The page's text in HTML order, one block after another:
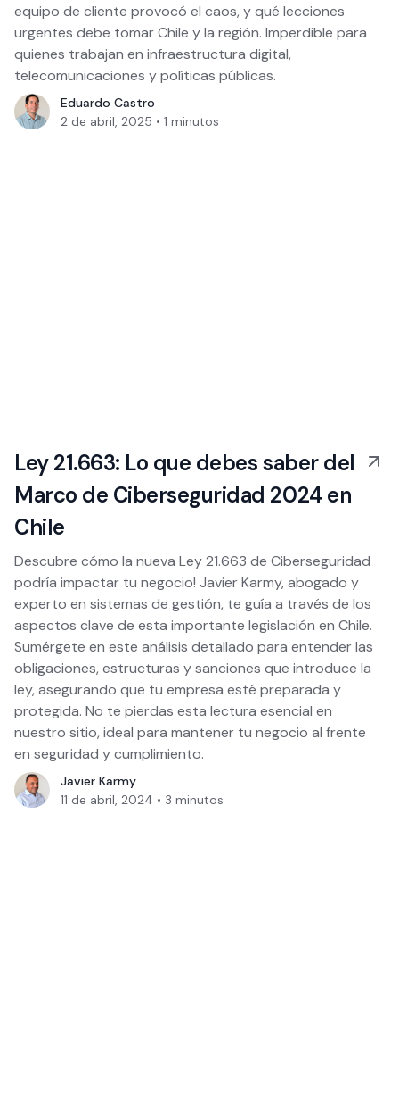
equipo de cliente provocó el caos, y qué lecciones
urgentes debe tomar Chile y la región. Imperdible para
quienes trabajan en infraestructura digital,
telecomunicaciones y políticas públicas.
Eduardo Castro
2 de abril, 2025 • 1 minutos
Ley 21.663: Lo que debes saber del
Marco de Ciberseguridad 2024 en
Chile
Descubre cómo la nueva Ley 21.663 de Ciberseguridad
podría impactar tu negocio! Javier Karmy, abogado y
experto en sistemas de gestión, te guía a través de los
aspectos clave de esta importante legislación en Chile.
Sumérgete en este análisis detallado para entender las
obligaciones, estructuras y sanciones que introduce la
ley, asegurando que tu empresa esté preparada y
protegida. No te pierdas esta lectura esencial en
nuestro sitio, ideal para mantener tu negocio al frente
en seguridad y cumplimiento.
Javier Karmy
11 de abril, 2024 • 3 minutos